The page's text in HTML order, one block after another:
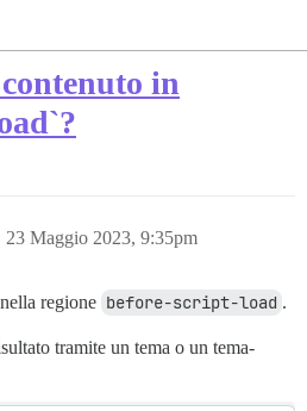
in
23 Maggio 2023, 9:35pm
regione before-script-load .
tramite un tema o un tema-